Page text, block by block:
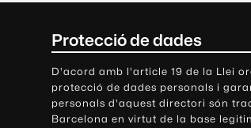
Protecció de dades
D'acord amb l'article 19 de la Llei
protecció de dades personals i
personals d'aquest directori són
Barcelona en virtut de la base